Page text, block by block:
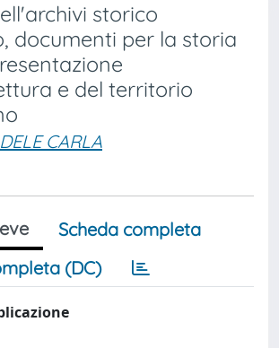
storico
documenti per la storia
e del territorio
CARLA
Scheda completa
(DC)